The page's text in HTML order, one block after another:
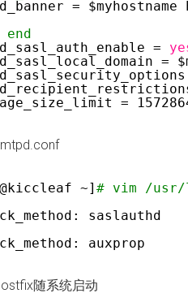
= $myhostname
end
=
=
=
~] # vim /usr/
saslauthd
auxprop
随系统启动